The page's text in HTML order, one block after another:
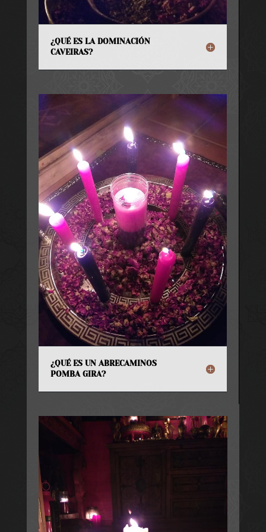
¿QUÉ ES LA DOMINACIÓN
CAVEIRAS?
¿QUÉ ES UN ABRECAMINOS
POMBA GIRA?